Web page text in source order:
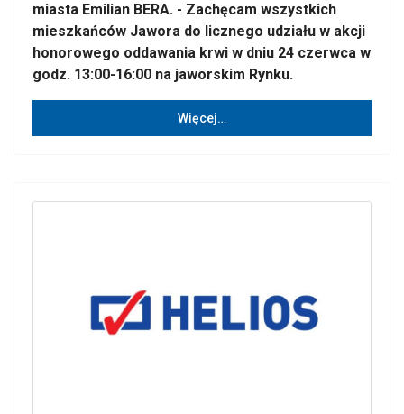
miasta Emilian BERA. - Zachęcam wszystkich
mieszkańców Jawora do licznego udziału w akcji
honorowego oddawania krwi w dniu 24 czerwca w
godz. 13:00-16:00 na jaworskim Rynku.
Więcej…